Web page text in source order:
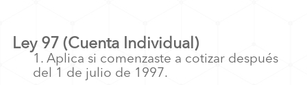
Ley 97 (Cuenta Individual)
1. Aplica si comenzaste a cotizar después
del 1 de julio de 1997.